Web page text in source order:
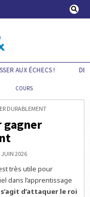
AUX ÉCHECS !
COURS
DURABLEMENT
gagner
JUIN 2026
très utile pour
dans l’apprentissage
d’attaquer le roi